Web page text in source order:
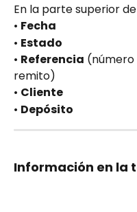
En la parte superior
• Fecha
• Estado
• Referencia
remito)
• Cliente
• Depósito
Información en la